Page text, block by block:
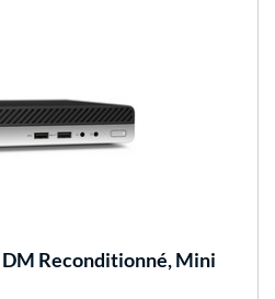
Reconditionné, Mini